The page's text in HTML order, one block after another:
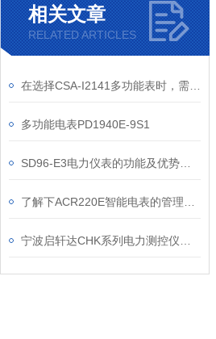
相关文章
RELATED ARTICLES
多功能电表PD1940E-9S1